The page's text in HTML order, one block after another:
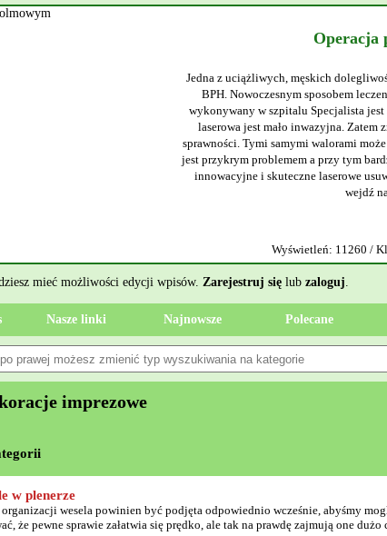
Operacja
Jedna z uciążliwych, męskich
BPH. Nowoczesnym sposobem
wykonywany w szpitalu Specjalista
laserowa jest mało inwazyjna. Zatem
sprawności. Tymi samymi walorami
jest przykrym problemem a przy tym
innowacyjne i skuteczne laserowe
wejdź
Wyświetleń: 11260 /
mieć możliwości edycji wpisów. Zarejestruj się lub zaloguj.
Nasze linki Najnowsze Polecane
imprezowe
w plenerze
organizacji wesela powinien być podjęta odpowiednio wcześnie, abyśmy
że pewne sprawie załatwia się prędko, ale tak na prawdę zajmują one dużo